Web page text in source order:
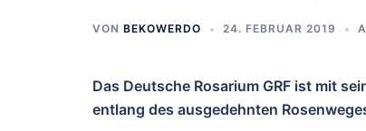
VON BEKOWERDO 24. FEBRUAR 2019
Das Deutsche Rosarium GRF ist mit
entlang des ausgedehnten